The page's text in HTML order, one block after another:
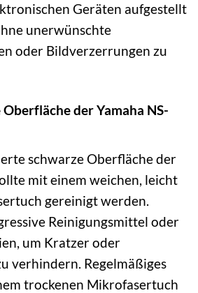
Geräten aufgestellt
unerwünschte
oder Bildverzerrungen zu
der Yamaha NS-
schwarze Oberfläche der
mit einem weichen, leicht
gereinigt werden.
Reinigungsmittel oder
um Kratzer oder
verhindern. Regelmäßiges
trockenen Mikrofasertuch